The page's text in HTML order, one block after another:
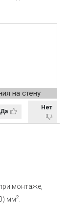
на стену
Да
Нет
монтаже,
мм2